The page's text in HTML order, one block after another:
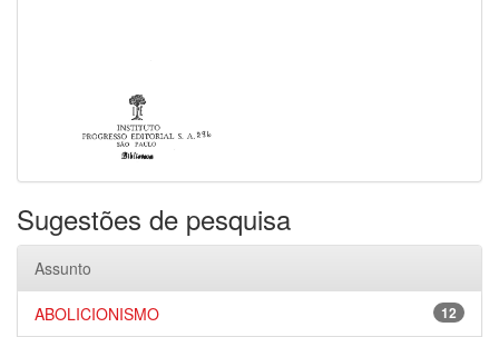
Sugestões de pesquisa
Assunto
12
ABOLICIONISMO